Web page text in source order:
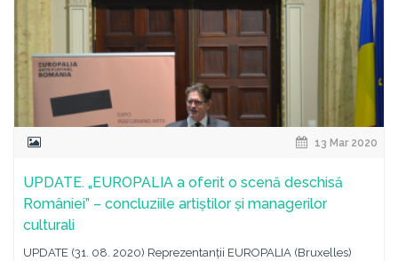
13 Mar 2020
UPDATE. „EUROPALIA a oferit o scenă deschisă
României” – concluziile artiștilor și managerilor
culturali
UPDATE (31. 08. 2020) Reprezentanții EUROPALIA (Bruxelles)